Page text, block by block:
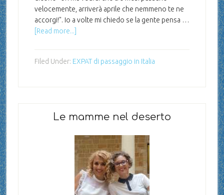
velocemente, arriverà aprile che nemmeno te ne
accorgi!". Io a volte mi chiedo se la gente pensa …
[Read more...]
Filed Under: EXPAT di passaggio in Italia
Le mamme nel deserto